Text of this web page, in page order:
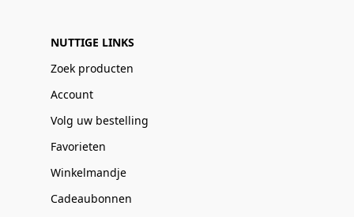
NUTTIGE LINKS
Zoek producten
Account
Volg uw bestelling
Favorieten
Winkelmandje
Cadeaubonnen